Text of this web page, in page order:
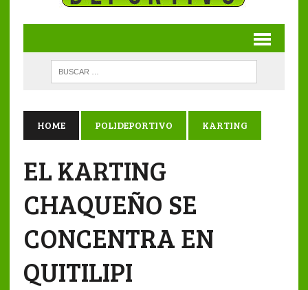
HOME POLIDEPORTIVO KARTING
EL KARTING
CHAQUEÑO SE
CONCENTRA EN
QUITILIPI